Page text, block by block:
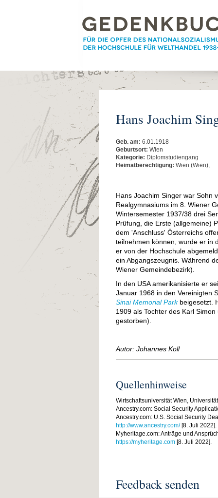
Hans Joachim
Geb. am: 6.01.1918
Geburtsort: Wien
Kategorie: Diplomstudiengang
Heimatberechtigung: Wien (Wien),
Hans Joachim Singer war Sohn
Realgymnasiums im 8. Wiener
Wintersemester 1937/38 drei
Prüfung, die Erste (allgemeine)
dem 'Anschluss' Österreichs
teilnehmen können, wurde er in
er von der Hochschule
ein Abgangszeugnis. Während
Wiener Gemeindebezirk).
In den USA amerikanisierte er
Januar 1968 in den Vereinigten
Sinai Memorial Parkbeigesetzt.
1909 als Tochter des Karl
gestorben).
Autor: Johannes Koll
Quellenhinweise
Wirtschaftsuniversität Wien,
Ancestry.com: Social Security
Ancestry.com: U.S. Social Security
http://www.ancestry.com/[8. Juli 2022].
Myheritage.com: Anträge und
https://myheritage.com[8. Juli 2022].
Feedback senden